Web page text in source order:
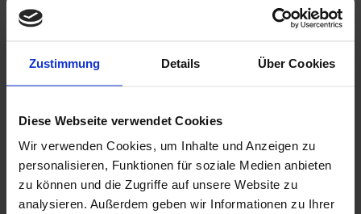
Zustimmung Details Über Cookies
Diese Webseite verwendet Cookies
Wir verwenden Cookies, um Inhalte und Anzeigen zu
personalisieren, Funktionen für soziale Medien anbieten
zu können und die Zugriffe auf unsere Website zu
analysieren. Außerdem geben wir Informationen zu Ihrer
Maßnahmen rückt sie dem Klimaziel 2030 – eine
deutlich näher.
Auf LinkedIn teilen